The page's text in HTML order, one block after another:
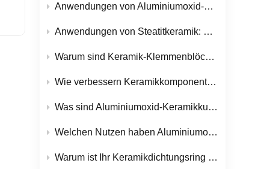
Anwendungen von Aluminiumoxid-Keramikusolaternen in Elektronik- und Energietechnikgeräten
Anwendungen von Steatitkeramik: Warum wird dieser Werkstoff in elektrischen und heiztechnischen Bauteilen so häufig eingesetzt?
Warum sind Keramik-Klemmenblöcke für sichere elektrische Installationen im Trend?
Wie verbessern Keramikkomponenten die Zuverlässigkeit von Halbleiterfertigungsanlagen?
Was sind Aluminiumoxid-Keramikkugeln und ihre wichtigsten industriellen Anwendungen?
Welchen Nutzen haben Aluminiumoxid-Keramikteile für moderne industrielle Anwendungen?
Warum ist Ihr Keramikdichtungsring undicht? (Und wie Sie das verhindern können)